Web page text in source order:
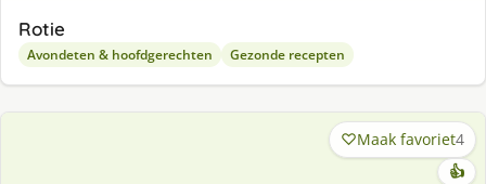
Rotie
Avondeten & hoofdgerechten Gezonde recepten
Maak favoriet4
👍